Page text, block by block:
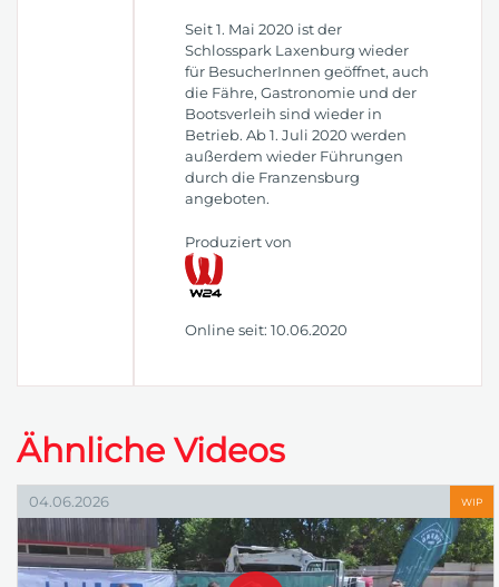
Seit 1. Mai 2020 ist der
Schlosspark Laxenburg wieder
für BesucherInnen geöffnet, auch
die Fähre, Gastronomie und der
Bootsverleih sind wieder in
Betrieb. Ab 1. Juli 2020 werden
außerdem wieder Führungen
durch die Franzensburg
angeboten.
Produziert von
Online seit: 10.06.2020
Ähnliche Videos
04.06.2026 WIP